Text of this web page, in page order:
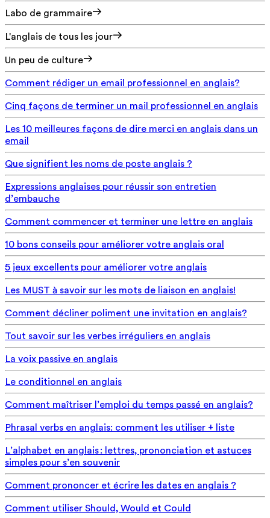
Labo de grammaire
L'anglais de tous les jour
Un peu de culture
Comment rédiger un email professionnel en anglais?
Cinq façons de terminer un mail professionnel en anglais
Les 10 meilleures façons de dire merci en anglais dans un
email
Que signifient les noms de poste anglais ?
Expressions anglaises pour réussir son entretien
d’embauche
Comment commencer et terminer une lettre en anglais
10 bons conseils pour améliorer votre anglais oral
5 jeux excellents pour améliorer votre anglais
Les MUST à savoir sur les mots de liaison en anglais!
Comment décliner poliment une invitation en anglais?
Tout savoir sur les verbes irréguliers en anglais
La voix passive en anglais
Le conditionnel en anglais
Comment maîtriser l’emploi du temps passé en anglais?
Phrasal verbs en anglais: comment les utiliser + liste
L’alphabet en anglais : lettres, prononciation et astuces
simples pour s’en souvenir
Comment prononcer et écrire les dates en anglais ?
Comment utiliser Should, Would et Could